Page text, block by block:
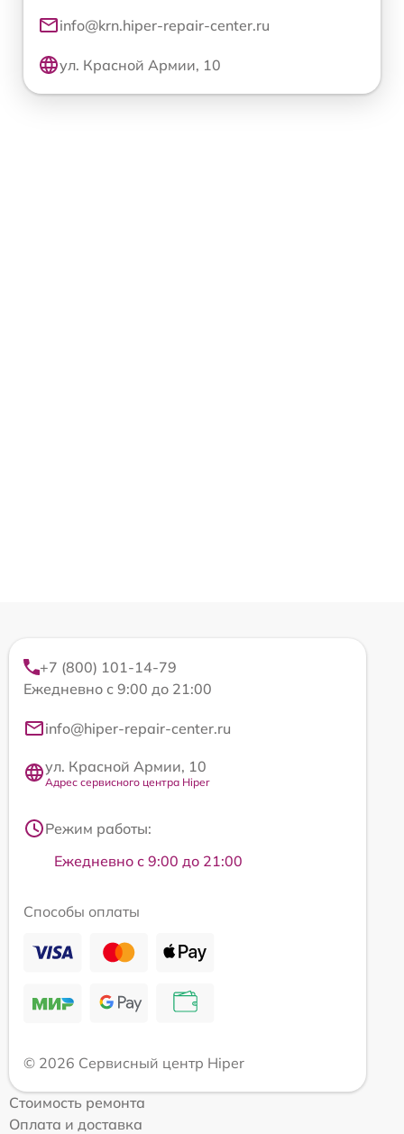
info@krn.hiper-repair-center.ru
ул. Красной Армии, 10
+7 (800) 101-14-79
Ежедневно с 9:00 до 21:00
info@hiper-repair-center.ru
ул. Красной Армии, 10
Адрес сервисного центра Hiper
Режим работы:
Ежедневно с 9:00 до 21:00
Способы оплаты
© 2026 Сервисный центр Hiper
Стоимость ремонта
Оплата и доставка